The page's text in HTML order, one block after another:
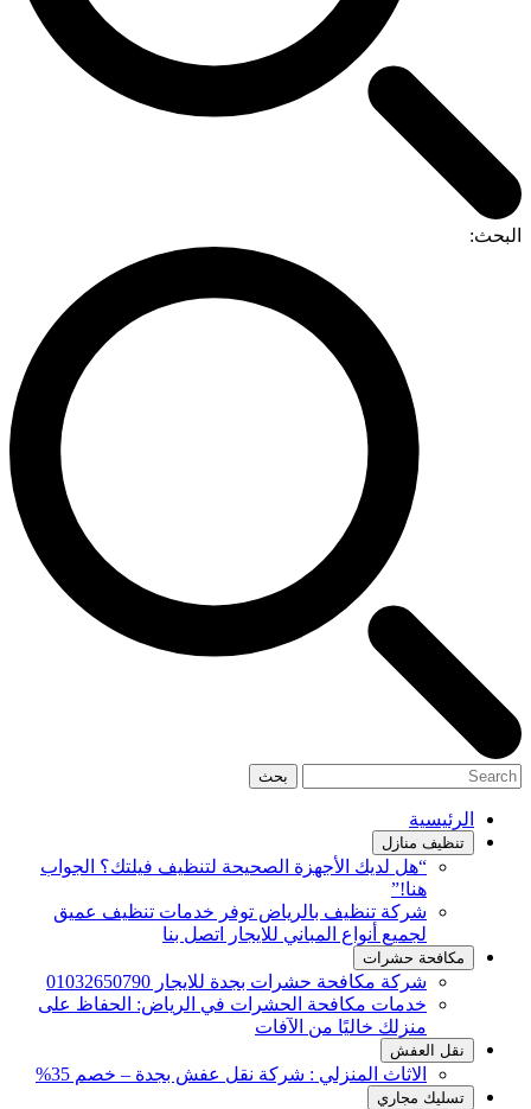
البحث:
بحث
الرئيسية
تنظيف منازل
“هل لديك الأجهزة الصحيحة لتنظيف فيلتك؟ الجواب
هنا!”
شركة تنظيف بالرياض توفر خدمات تنظيف عميق
لجميع أنواع المباني للايجار اتصل بنا
مكافحة حشرات
شركة مكافحة حشرات بجدة للايجار 01032650790
خدمات مكافحة الحشرات في الرياض: الحفاظ على
منزلك خاليًا من الآفات
نقل العفش
الاثاث المنزلي : شركة نقل عفش بجدة – خصم 35%
تسليك مجاري